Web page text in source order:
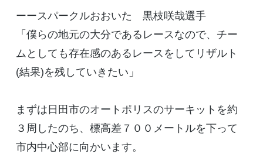
ーースパークルおおいた 黒枝咲哉選手
「僕らの地元の大分であるレースなので、チー
ムとしても存在感のあるレースをしてリザルト
(結果)を残していきたい」
まずは日田市のオートポリスのサーキットを約
３周したのち、標高差７００メートルを下って
市内中心部に向かいます。